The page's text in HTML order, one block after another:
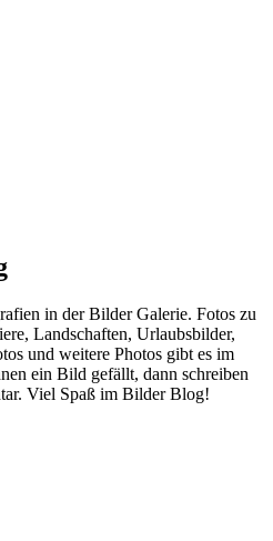
in der Bilder Galerie. Fotos zu
Landschaften, Urlaubsbilder,
und weitere Photos gibt es im
ein Bild gefällt, dann schreiben
Viel Spaß im Bilder Blog!